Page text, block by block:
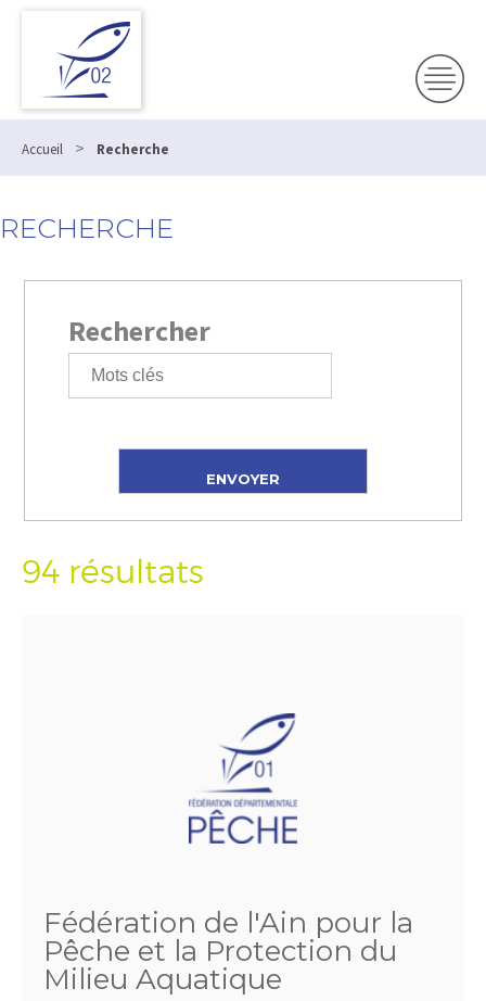
Accueil > Recherche
RECHERCHE
Rechercher
94 résultats
Fédération de l'Ain pour la
Pêche et la Protection du
Milieu Aquatique